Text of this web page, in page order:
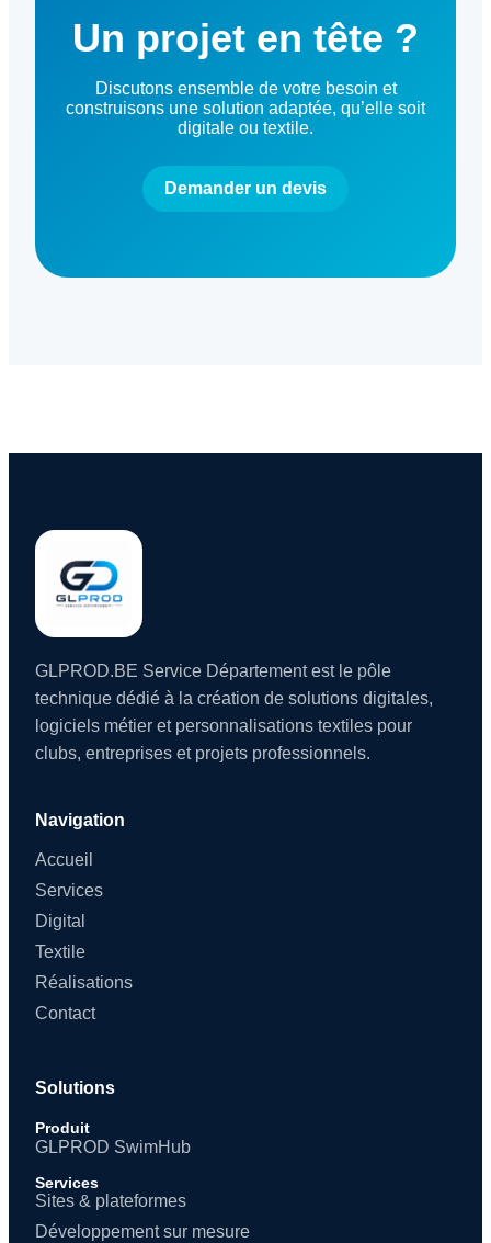
Un projet en tête ?
Discutons ensemble de votre besoin et
construisons une solution adaptée, qu’elle soit
digitale ou textile.
Demander un devis
GLPROD.BE Service Département est le pôle
technique dédié à la création de solutions digitales,
logiciels métier et personnalisations textiles pour
clubs, entreprises et projets professionnels.
Navigation
Accueil
Services
Digital
Textile
Réalisations
Contact
Solutions
Produit
GLPROD SwimHub
Services
Sites & plateformes
Développement sur mesure